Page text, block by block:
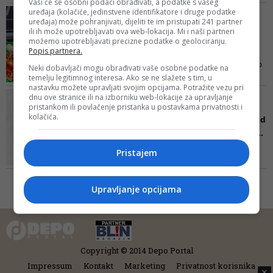
stajs...
godina, oko 70 posto uzgajivača
odustalo je od malinarstva,
dodavši da je jedna od poruka
Sajma u Novom Travniku da
područjima ukoliko želi njihov
opstanak
OTKUP ŠIROM BIH
Bingo nastavlja pružati
podršku domaćim
U 2020. godini Bingo je nastavio
saradnju sa proizvođačima sa
ovih područja i najavili su
očekivanja za nadolazeće sezone
'KUPUJMO DOMAĆE JER
DOMAĆE SE VOLI JAČE'
Konzum otkupljuje više od
10.000 tona voća i povrć...
U blizini Visokog u Topuzovom
polju, Dženan Hodžić poznatiji
uzgaja egzotične sorte voća i
povrća kao što su kiwano, batat,
Copyright © 2014 Depo Portal
Impressum
Kontakt Marketing Privatnost korisnika
uređaja (kolačiće, jedinstvene identifikatore i druge podatke
uređaja) može pohranjivati, dijeliti te im pristupati 241 partner
ili ih može upotrebljavati ova web-lokacija. Mi i naši partneri
možemo upotrebljavati precizne podatke o geolociranju.
Popis partnera.
Neki dobavljači mogu obrađivati vaše osobne podatke na
temelju legitimnog interesa. Ako se ne slažete s tim, u
nastavku možete upravljati svojim opcijama. Potražite vezu pri
dnu ove stranice ili na izborniku web-lokacije za upravljanje
pristankom ili povlačenje pristanka u postavkama privatnosti i
kolačića.
Pristajem
Upravljanje opcijama